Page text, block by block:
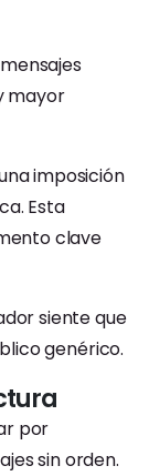
mayor
imposición
Esta
clave
siente que
genérico.
por
sin orden.